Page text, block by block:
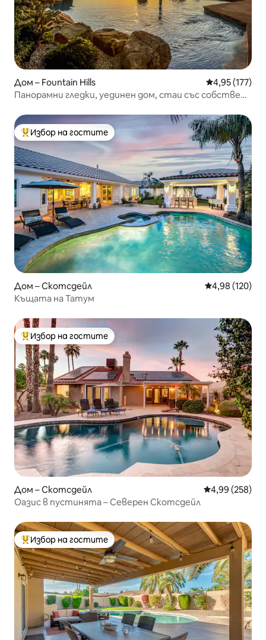
Дом – Fountain Hills Средна
4,95 (177)
Панорамни гледки, уединен дом, стаи със собствена
Най-популярен избор на гостите
Избор на гостите
Дом – Скотсдейл Средна
4,98 (120)
Къщата на Татум
Най-популярен избор на гостите
Избор на гостите
Дом – Скотсдейл Средна
4,99 (258)
Оазис в пустинята – Северен Скотсдейл
Най-популярен избор на гостите
Избор на гостите